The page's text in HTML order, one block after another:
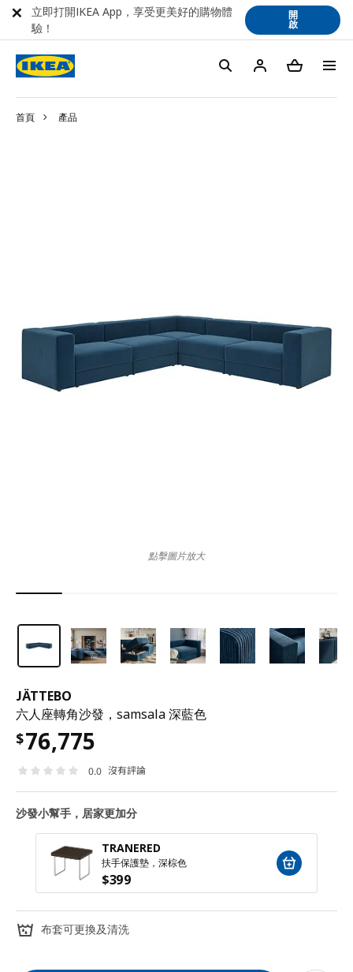
首頁 產品
JÄTTEBO
六人座轉角沙發，samsala 深藍色
$76,775
0.0 沒有評論
沙發小幫手，居家更加分
TRANERED
扶手保護墊，深棕色
$399
布套可更換及清洗
點擊圖片放大
立即打開IKEA App，享受更美好的購物體
驗！
開
啟